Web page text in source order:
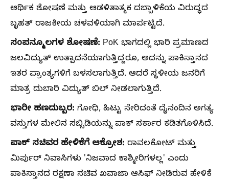
ಆರ್ಥಿಕ ಶೋಷಣೆ ಮತ್ತು ಆಡಳಿತಾತ್ಮಕ ದಬ್ಬಾಳಿಕೆಯ ವಿರುದ್ಧದ
ಬೃಹತ್ ರಾಜಕೀಯ ಚಳವಳಿಯಾಗಿ ಮಾರ್ಪಟ್ಟಿದೆ.
ಸಂಪನ್ಮೂಲಗಳ ಶೋಷಣೆ: PoK ಭಾಗದಲ್ಲಿ ಭಾರಿ ಪ್ರಮಾಣದ
ಜಲವಿದ್ಯುತ್ ಉತ್ಪಾದನೆಯಾಗುತ್ತಿದ್ದರೂ, ಅದನ್ನು ಪಾಕಿಸ್ತಾನದ
ಇತರ ಪ್ರಾಂತ್ಯಗಳಿಗೆ ಬಳಸಲಾಗುತ್ತಿದೆ. ಆದರೆ ಸ್ಥಳೀಯ ಜನರಿಗೆ
ಮಾತ್ರ ದುಬಾರಿ ವಿದ್ಯುತ್ ಬಿಲ್ ನೀಡಲಾಗುತ್ತಿದೆ.
ಭಾರೀ ಹಣದುಬ್ಬರ: ಗೋಧಿ, ಹಿಟ್ಟು ಸೇರಿದಂತೆ ದೈನಂದಿನ ಅಗತ್ಯ
ವಸ್ತುಗಳ ಮೇಲಿನ ಸಬ್ಸಿಡಿಯನ್ನು ಪಾಕ್ ಸರ್ಕಾರ ಕಡಿತಗೊಳಿಸಿದೆ.
ಪಾಕ್ ಸಚಿವರ ಹೇಳಿಕೆಗೆ ಆಕ್ರೋಶ: ರಾವಲಕೋಟ್ ಮತ್ತು
ಮಿರ್ಪುರ್ ನಿವಾಸಿಗಳು 'ನಿಜವಾದ ಕಾಶ್ಮೀರಿಗಳಲ್ಲ' ಎಂದು
ಪಾಕಿಸ್ತಾನದ ರಕ್ಷಣಾ ಸಚಿವ ಖವಾಜಾ ಆಸಿಫ್ ನೀಡಿರುವ ಹೇಳಿಕೆ